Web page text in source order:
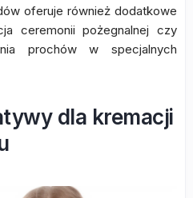
oferuje również dodatkowe
ceremonii pożegnalnej czy
prochów w specjalnych
dla kremacji